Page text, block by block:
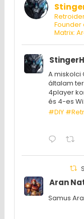
Founder
Matrix:
A miskolci
általam
4player
és 4-es
#DIY
Aran
Samus